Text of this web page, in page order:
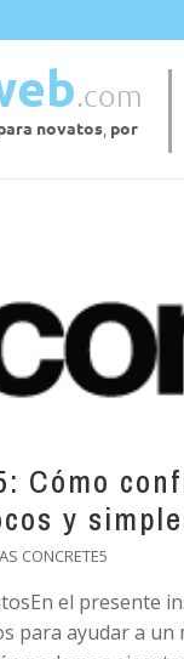
Cómo
y
CONCRETE5
el presente
para ayudar a